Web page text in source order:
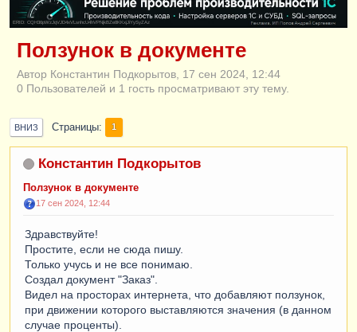
ERID: CQH36pWzJqVJD4xVLsnhcU4hVPNjkBZe8KKxjJiYySyZAz
Ползунок в документе
Автор Константин Подкорытов, 17 сен 2024, 12:44
0 Пользователей и 1 гость просматривают эту тему.
ВНИЗ Страницы 1
Константин Подкорытов
Ползунок в документе
17 сен 2024, 12:44
Здравствуйте!
Простите, если не сюда пишу.
Только учусь и не все понимаю.
Создал документ "Заказ".
Видел на просторах интернета, что добавляют ползунок,
при движении которого выставляются значения (в данном
случае проценты).